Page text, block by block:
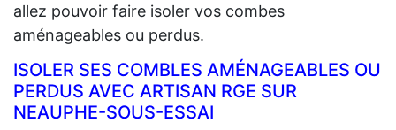
allez pouvoir faire isoler vos combes
aménageables ou perdus.
ISOLER SES COMBLES AMÉNAGEABLES OU
PERDUS AVEC ARTISAN RGE SUR
NEAUPHE-SOUS-ESSAI